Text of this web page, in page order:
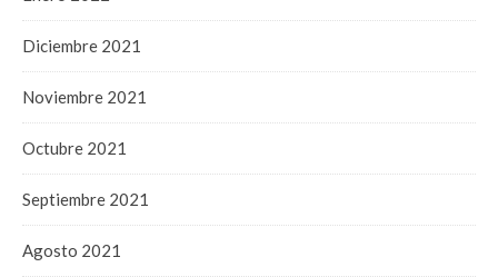
Diciembre 2021
Noviembre 2021
Octubre 2021
Septiembre 2021
Agosto 2021